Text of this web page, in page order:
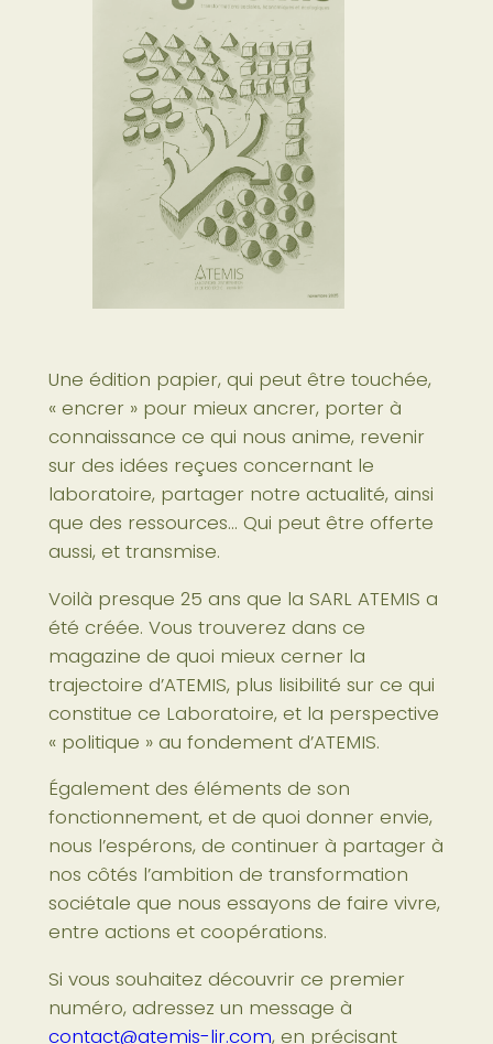
Une édition papier, qui peut être touchée,
« encrer » pour mieux ancrer, porter à
connaissance ce qui nous anime, revenir
sur des idées reçues concernant le
laboratoire, partager notre actualité, ainsi
que des ressources… Qui peut être offerte
aussi, et transmise.
Voilà presque 25 ans que la SARL ATEMIS a
été créée. Vous trouverez dans ce
magazine de quoi mieux cerner la
trajectoire d’ATEMIS, plus lisibilité sur ce qui
constitue ce Laboratoire, et la perspective
« politique » au fondement d’ATEMIS.
Également des éléments de son
fonctionnement, et de quoi donner envie,
nous l’espérons, de continuer à partager à
nos côtés l’ambition de transformation
sociétale que nous essayons de faire vivre,
entre actions et coopérations.
Si vous souhaitez découvrir ce premier
numéro, adressez un message à
contact@atemis-lir.com, en précisant